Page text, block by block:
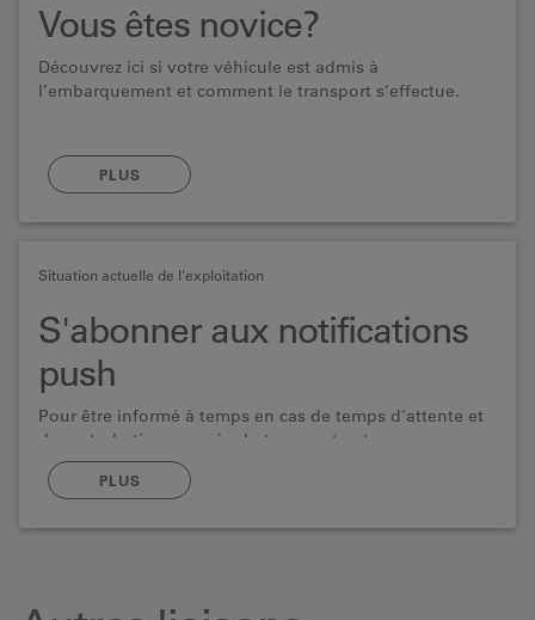
Vous êtes novice?
Découvrez ici si votre véhicule est admis à
l’embarquement et comment le transport s’effectue.
PLUS
Situation actuelle de l'exploitation
S'abonner aux notifications
push
Pour être informé à temps en cas de temps d'attente et
de perturbations auprès du transport autos.
PLUS